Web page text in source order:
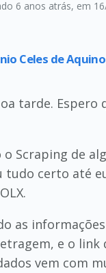
6 anos atrás, em
Celes de Aquino
tarde. Espero
o Scraping de
tudo certo até
as
e o link
vem com